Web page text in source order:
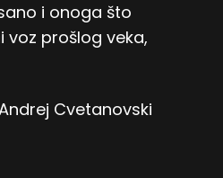
i onoga što
voz prošlog veka,
Cvetanovski